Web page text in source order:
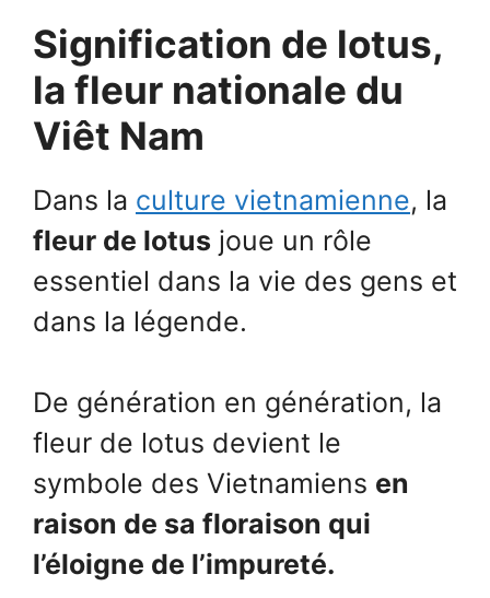
Signification de lotus,
la fleur nationale du
Viêt Nam
Dans la culture vietnamienne, la
fleur de lotus joue un rôle
essentiel dans la vie des gens et
dans la légende.
De génération en génération, la
fleur de lotus devient le
symbole des Vietnamiens en
raison de sa floraison qui
l’éloigne de l’impureté.